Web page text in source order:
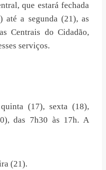
que estará fechada
a segunda (21), as
Centrais do Cidadão,
serviços.
(17), sexta (18),
das 7h30 às 17h. A
(21).